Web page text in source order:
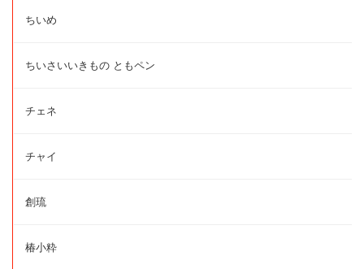
ちいめ
ちいさいいきもの ともペン
チェネ
チャイ
創琉
椿小粋